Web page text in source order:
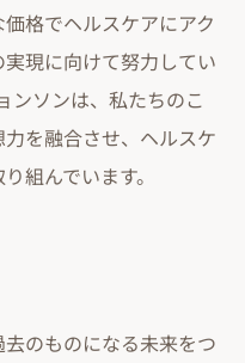
格でヘルスケアにアク
現に向けて努力してい
ンソンは、私たちのこ
を融合させ、ヘルスケ
組んでいます。
のものになる未来をつ